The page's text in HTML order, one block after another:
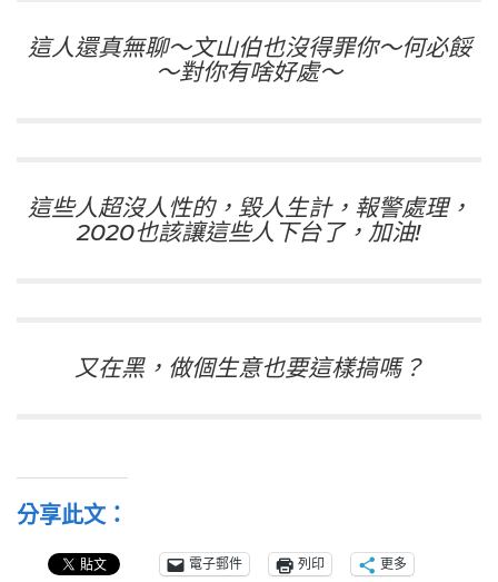
這人還真無聊～文山伯也沒得罪你～何必餒
～對你有啥好處～
這些人超沒人性的，毀人生計，報警處理，
2020也該讓這些人下台了，加油!
又在黑，做個生意也要這樣搞嗎？
分享此文：
電子郵件 列印 更多